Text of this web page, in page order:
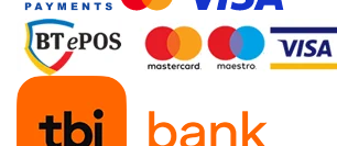
Statii de incarcare EV
OUTLET
Pompe de caldura